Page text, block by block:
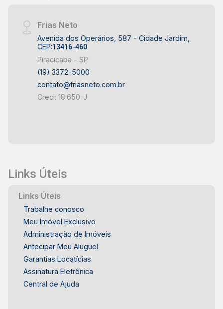
Frias Neto
Avenida dos Operários, 587 - Cidade Jardim,
CEP:13416-460
Piracicaba - SP
(19) 3372-5000
contato@friasneto.com.br
Creci: 18.650-J
Links Úteis
Links Úteis
Trabalhe conosco
Meu Imóvel Exclusivo
Administração de Imóveis
Antecipar Meu Aluguel
Garantias Locatícias
Assinatura Eletrônica
Central de Ajuda